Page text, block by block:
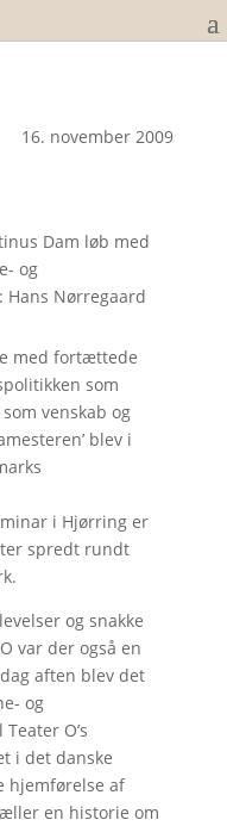
16. november 2009
Dam løb med
og
Nørregaard
med fortættede
som
venskab og
blev i
i Hjørring er
spredt rundt
og snakke
var der også en
aften blev det
og
O’s
i det danske
hjemførelse af
en historie om